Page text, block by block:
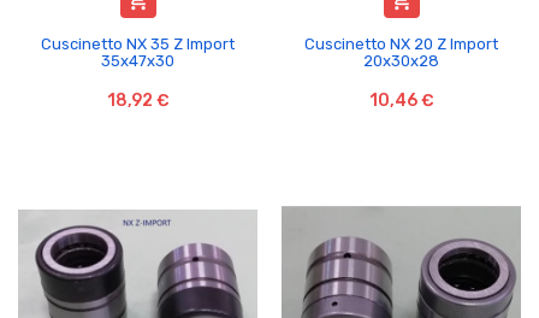
Cuscinetto NX 35 Z Import
35x47x30
18,92 €
Cuscinetto NX 20 Z Import
20x30x28
10,46 €